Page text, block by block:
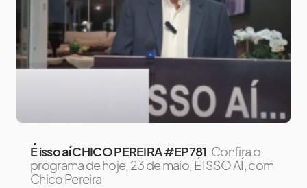
É isso aí CHICO PEREIRA #EP781 Confira o
programa de hoje, 23 de maio, É ISSO AÍ, com
Chico Pereira